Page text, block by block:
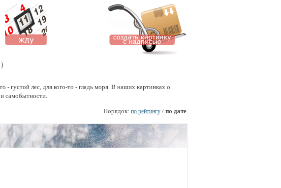
- густой лес, для кого-то - гладь моря. В наших картинках о
самобытности.
Порядок: по рейтингу / по дате